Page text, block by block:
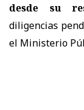
desde su
diligencias
el Ministerio